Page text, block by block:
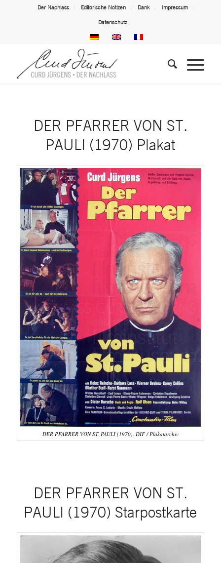
Der Nachlass Editorische Notizen Dank Impressum
Datenschutz
DER PFARRER VON ST.
PAULI (1970) Plakat
DER PFARRER VON ST. PAULI (1970). DIF / Plakatarchiv
DER PFARRER VON ST.
PAULI (1970) Starpostkarte